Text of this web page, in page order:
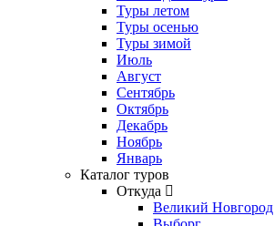
Туры летом
Туры осенью
Туры зимой
Июль
Август
Сентябрь
Октябрь
Декабрь
Ноябрь
Январь
Каталог туров
Откуда
Великий Новгород